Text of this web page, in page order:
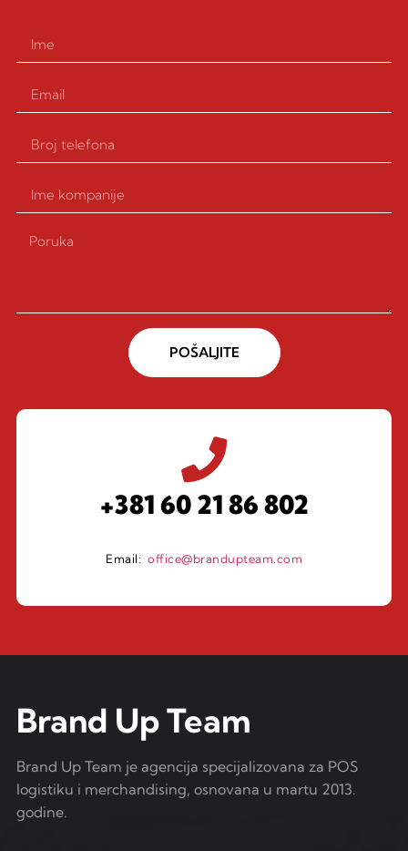
POŠALJITE
+381 60 21 86 802
Email: office@brandupteam.com
Brand Up Team
Brand Up Team je agencija specijalizovana za POS
logistiku i merchandising, osnovana u martu 2013.
godine.